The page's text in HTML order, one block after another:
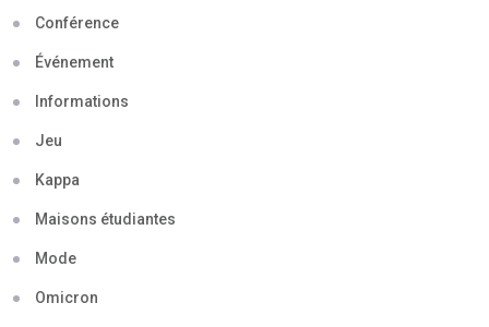
Conférence
Événement
Informations
Jeu
Kappa
Maisons étudiantes
Mode
Omicron